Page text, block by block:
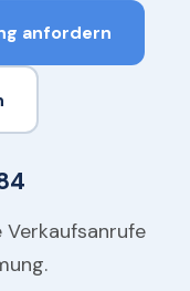
anfordern
Verkaufsanrufe